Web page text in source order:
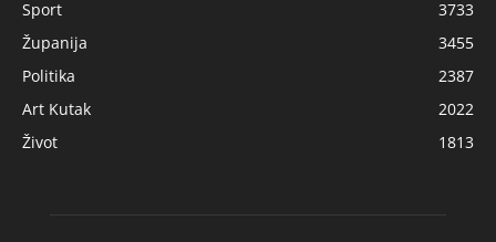
Sport
3733
Županija
3455
Politika
2387
Art Kutak
2022
Život
1813